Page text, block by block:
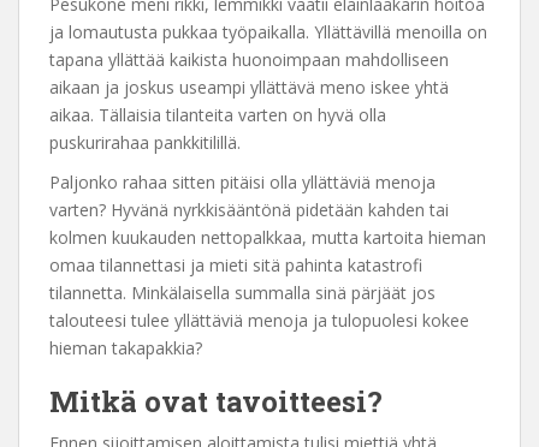
ja lomautusta pukkaa työpaikalla. Yllättävillä menoilla on
tapana yllättää kaikista huonoimpaan mahdolliseen
aikaan ja joskus useampi yllättävä meno iskee yhtä
aikaa. Tällaisia tilanteita varten on hyvä olla
puskurirahaa pankkitilillä.
Paljonko rahaa sitten pitäisi olla yllättäviä menoja
varten? Hyvänä nyrkkisääntönä pidetään kahden tai
kolmen kuukauden nettopalkkaa, mutta kartoita hieman
omaa tilannettasi ja mieti sitä pahinta katastrofi
tilannetta. Minkälaisella summalla sinä pärjäät jos
talouteesi tulee yllättäviä menoja ja tulopuolesi kokee
hieman takapakkia?
Mitkä ovat tavoitteesi?
Ennen sijoittamisen aloittamista tulisi miettiä yhtä